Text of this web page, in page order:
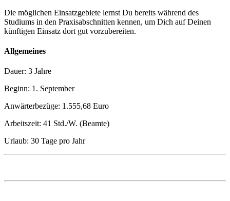
Die möglichen Einsatzgebiete lernst Du bereits während des
Studiums in den Praxisabschnitten kennen, um Dich auf Deinen
künftigen Einsatz dort gut vorzubereiten.
Allgemeines
Dauer: 3 Jahre
Beginn: 1. September
Anwärterbezüge: 1.555,68 Euro
Arbeitszeit: 41 Std./W. (Beamte)
Urlaub: 30 Tage pro Jahr